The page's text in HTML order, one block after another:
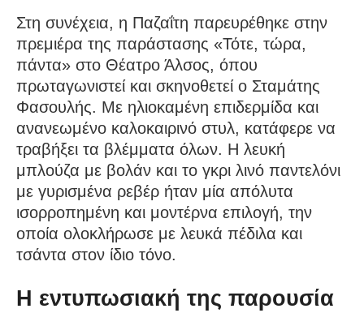
Στη συνέχεια, η Παζαΐτη παρευρέθηκε στην
πρεμιέρα της παράστασης «Τότε, τώρα,
πάντα» στο Θέατρο Άλσος, όπου
πρωταγωνιστεί και σκηνοθετεί ο Σταμάτης
Φασουλής. Με ηλιοκαμένη επιδερμίδα και
ανανεωμένο καλοκαιρινό στυλ, κατάφερε να
τραβήξει τα βλέμματα όλων. Η λευκή
μπλούζα με βολάν και το γκρι λινό παντελόνι
με γυρισμένα ρεβέρ ήταν μία απόλυτα
ισορροπημένη και μοντέρνα επιλογή, την
οποία ολοκλήρωσε με λευκά πέδιλα και
τσάντα στον ίδιο τόνο.
Η εντυπωσιακή της παρουσία